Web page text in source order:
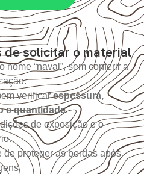
de solicitar o material
nome “naval”, sem conferir a
verificarespessura,
e quantidade.
de exposição e o
de proteger as bordas após